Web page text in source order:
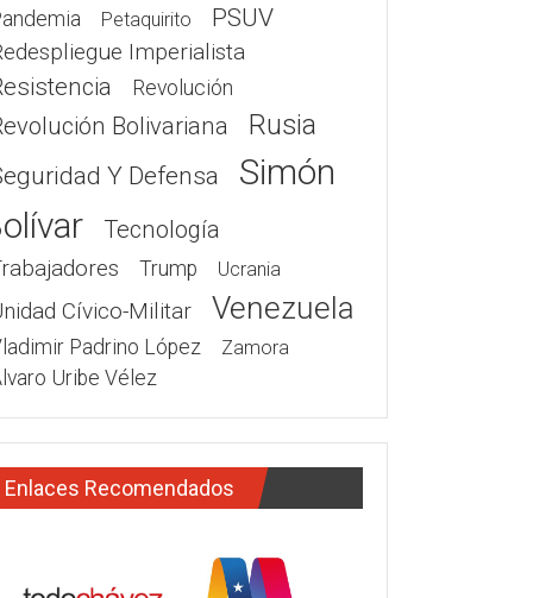
Petaquirito PSUV
Imperialista
Revolución
Bolivariana Rusia
Y Defensa
Simón
Tecnología
Trump Ucrania
Cívico-Militar Venezuela
Padrino López Zamora
Uribe Vélez
Enlaces Recomendados